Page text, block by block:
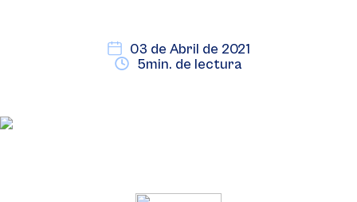
03 de Abril de 2021
5min. de lectura